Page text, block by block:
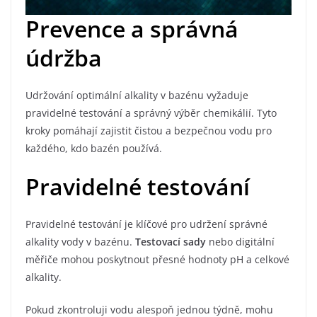
Prevence a správná
údržba
Udržování optimální alkality v bazénu vyžaduje
pravidelné testování a správný výběr chemikálií. Tyto
kroky pomáhají zajistit čistou a bezpečnou vodu pro
každého, kdo bazén používá.
Pravidelné testování
Pravidelné testování je klíčové pro udržení správné
alkality vody v bazénu. Testovací sady nebo digitální
měřiče mohou poskytnout přesné hodnoty pH a celkové
alkality.
Pokud zkontroluji vodu alespoň jednou týdně, mohu